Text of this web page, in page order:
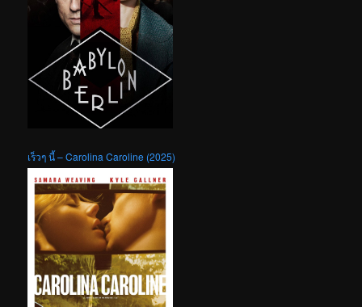
เร็วๆ นี้ – Carolina Caroline (2025)